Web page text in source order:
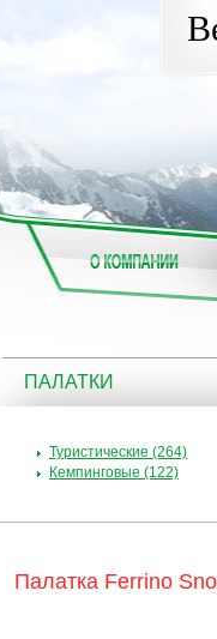
ПАЛАТКИ
Туристические (264)
Кемпинговые (122)
Палатка Ferrino